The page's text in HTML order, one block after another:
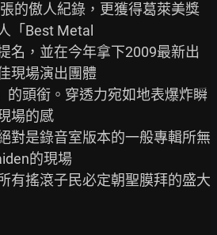
的傲人紀錄，更獲得葛萊美獎
「Best Metal
現場演出團體
的頭銜。穿透力宛如地表爆炸瞬
場的感
對是錄音室版本的一般專輯所無
的現場
有搖滾子民必定朝聖膜拜的盛大